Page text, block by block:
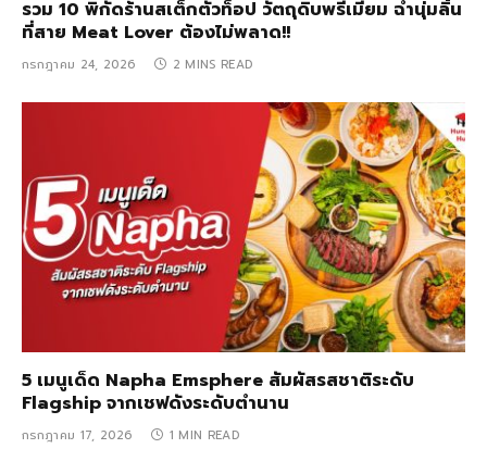
รวม 10 พิกัดร้านสเต็กตัวท็อป วัตถุดิบพรีเมียม ฉ่ำนุ่มลิ้น
ที่สาย Meat Lover ต้องไม่พลาด!!
กรกฎาคม 24, 2026 2 MINS READ
5 เมนูเด็ด Napha Emsphere สัมผัสรสชาติระดับ
Flagship จากเชฟดังระดับตำนาน
กรกฎาคม 17, 2026 1 MIN READ